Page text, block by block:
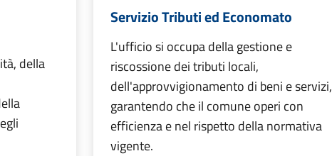
della
Servizio Tributi ed Economato
L'ufficio si occupa della gestione e
riscossione dei tributi locali,
dell'approvvigionamento di beni e servizi,
garantendo che il comune operi con
efficienza e nel rispetto della normativa
vigente.